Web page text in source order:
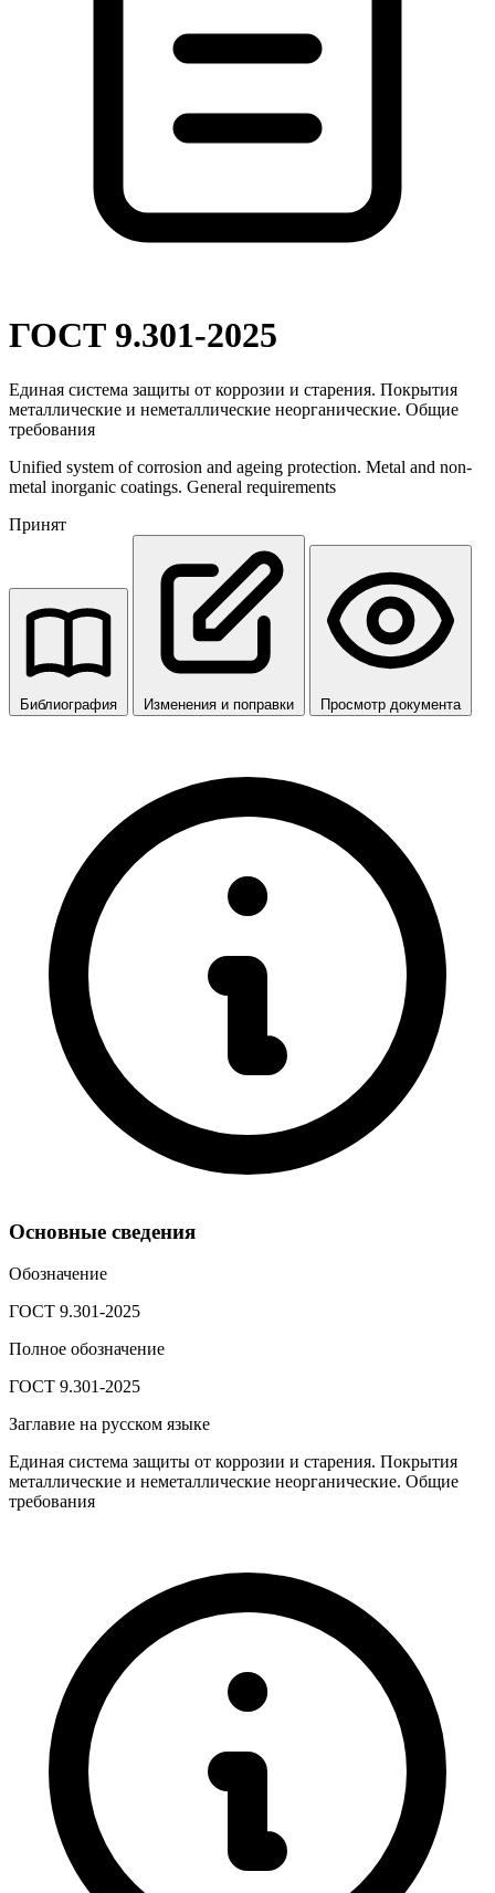
ГОСТ 9.301-2025
Единая система защиты от коррозии и старения. Покрытия
металлические и неметаллические неорганические. Общие
требования
Unified system of corrosion and ageing protection. Metal and non-
metal inorganic coatings. General requirements
Принят
Библиография Изменения и поправки Просмотр документа
Основные сведения
Обозначение
ГОСТ 9.301-2025
Полное обозначение
ГОСТ 9.301-2025
Заглавие на русском языке
Единая система защиты от коррозии и старения. Покрытия
металлические и неметаллические неорганические. Общие
требования